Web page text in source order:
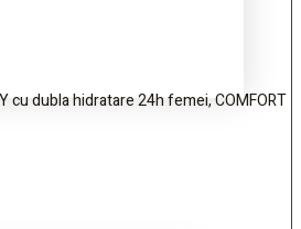
cu dubla hidratare 24h femei, COMFORT